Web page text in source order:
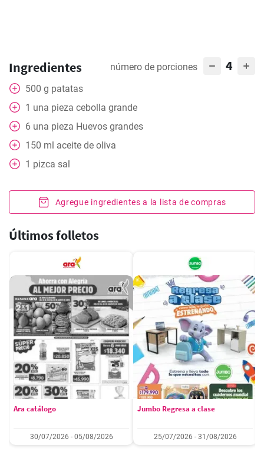
Ingredientes número de porciones 4
500 g patatas
1 una pieza cebolla grande
6 una pieza Huevos grandes
150 ml aceite de oliva
1 pizca sal
Agregue ingredientes a la lista de compras
Últimos folletos
Ara catálogo
30/07/2026 - 05/08/2026
Jumbo Regresa a clase
25/07/2026 - 31/08/2026